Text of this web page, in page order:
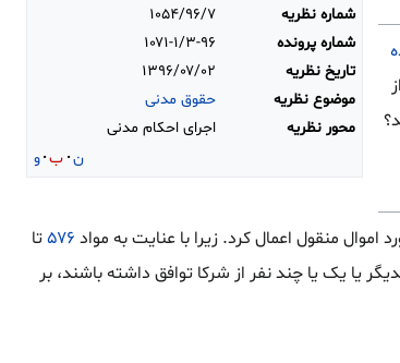
شماره نظریه
۱۰۵۴/۹۶/۷
شماره پرونده
۱۰۷۱-۱/۳-۹۶
تاریخ نظریه
۱۳۹۶/۰۷/۰۲
موضوع نظریه
حقوق مدنی
محور نظریه
اجرای احکام مدنی
ن ب و
منقول اعمال کرد. زیرا با عنایت به مواد ۵۷۶تا
یا یک یا چند نفر از شرکا توافق داشته باشند، بر